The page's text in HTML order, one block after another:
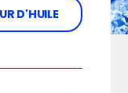
D'HUILE